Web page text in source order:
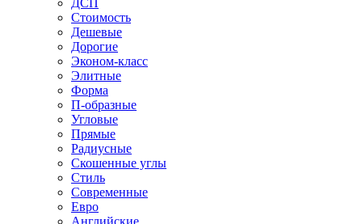
ДСП
Стоимость
Дешевые
Дорогие
Эконом-класс
Элитные
Форма
П-образные
Угловые
Прямые
Радиусные
Скошенные углы
Стиль
Современные
Евро
Английские